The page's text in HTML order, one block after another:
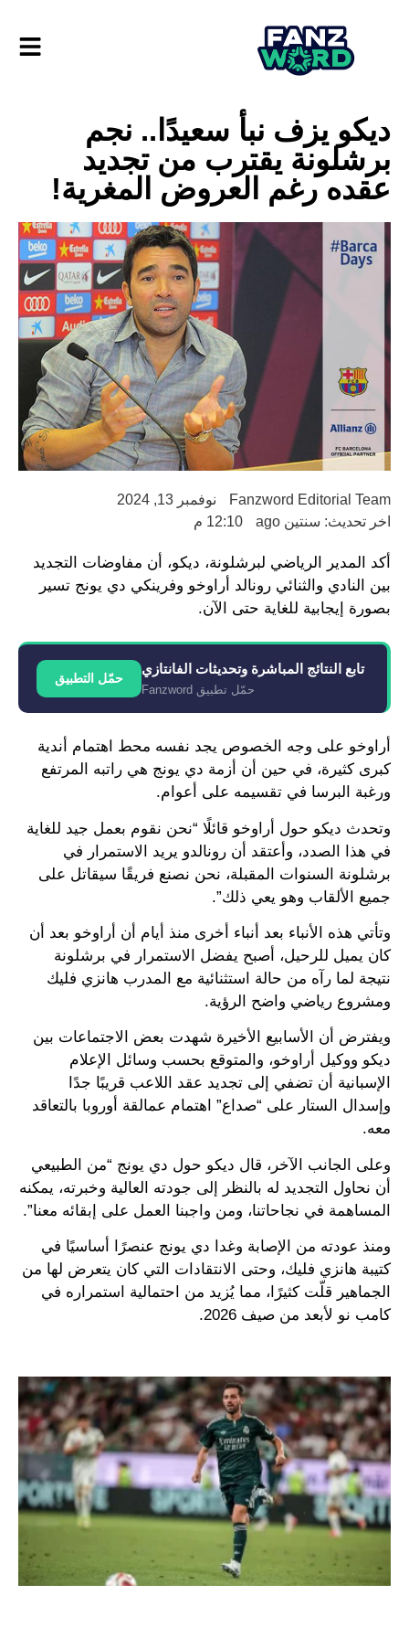
ديكو يزف نبأ سعيدًا.. نجم
برشلونة يقترب من تجديد
عقده رغم العروض المغرية!
Fanzword Editorial Team
نوفمبر 13, 2024
اخر تحديث: سنتين ago
12:10 م
أكد المدير الرياضي لبرشلونة، ديكو، أن مفاوضات التجديد
بين النادي والثنائي رونالد أراوخو وفرينكي دي يونج تسير
بصورة إيجابية للغاية حتى الآن.
تابع النتائج المباشرة وتحديثات الفانتازي
حمّل تطبيق Fanzword
حمّل التطبيق
أراوخو على وجه الخصوص يجد نفسه محط اهتمام أندية
كبرى كثيرة، في حين أن أزمة دي يونج هي راتبه المرتفع
ورغبة البرسا في تقسيمه على أعوام.
وتحدث ديكو حول أراوخو قائلًا “نحن نقوم بعمل جيد للغاية
في هذا الصدد، وأعتقد أن رونالدو يريد الاستمرار في
برشلونة السنوات المقبلة، نحن نصنع فريقًا سيقاتل على
جميع الألقاب وهو يعي ذلك”.
وتأتي هذه الأنباء بعد أنباء أخرى منذ أيام أن أراوخو بعد أن
كان يميل للرحيل، أصبح يفضل الاستمرار في برشلونة
نتيجة لما رآه من حالة استثنائية مع المدرب هانزي فليك
ومشروع رياضي واضح الرؤية.
ويفترض أن الأسابيع الأخيرة شهدت بعض الاجتماعات بين
ديكو ووكيل أراوخو، والمتوقع بحسب وسائل الإعلام
الإسبانية أن تضفي إلى تجديد عقد اللاعب قريبًا جدًا
وإسدال الستار على “صداع” اهتمام عمالقة أوروبا بالتعاقد
معه.
وعلى الجانب الآخر، قال ديكو حول دي يونج “من الطبيعي
أن نحاول التجديد له بالنظر إلى جودته العالية وخبرته، يمكنه
المساهمة في نجاحاتنا، ومن واجبنا العمل على إبقائه معنا”.
ومنذ عودته من الإصابة وغدا دي يونج عنصرًا أساسيًا في
كتيبة هانزي فليك، وحتى الانتقادات التي كان يتعرض لها من
الجماهير قلّت كثيرًا، مما يُزيد من احتمالية استمراره في
كامب نو لأبعد من صيف 2026.